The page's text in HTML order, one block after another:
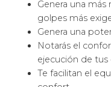
Genera una
golpes más
Genera una
Notarás el
ejecución de tus
Te facilitan el